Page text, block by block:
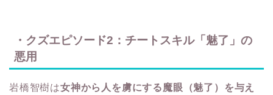
・クズエピソード2：チートスキル「魅了」の
悪用
岩橋智樹は女神から人を虜にする魔眼（魅了）を与え